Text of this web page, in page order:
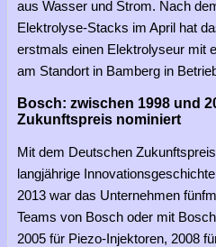
aus Wasser und Strom. Nach
Elektrolyse-Stacks im April hat
erstmals einen Elektrolyseur mit
am Standort in Bamberg in
Bosch: zwischen 1998 und
Zukunftspreis nominiert
Mit dem Deutschen
langjährige
2013 war das Unternehmen
Teams von Bosch oder mit
2005 für Piezo-Injektoren, 2008